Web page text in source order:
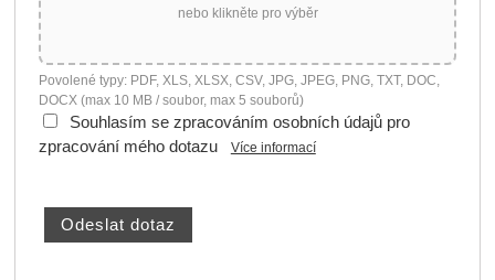
nebo klikněte pro výběr
Povolené typy: PDF, XLS, XLSX, CSV, JPG, JPEG, PNG, TXT, DOC,
DOCX (max 10 MB / soubor, max 5 souborů)
Souhlasím se zpracováním osobních údajů pro
zpracování mého dotazu
Více informací